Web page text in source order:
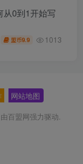
从0到1开始写
盟币9.9 1013
网站地图
由百盟网强力驱动.